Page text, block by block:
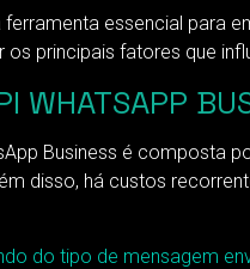
essencial
principais fatores que
WHATSAPP
Business é composta
disso, há custos
do tipo de mensagem